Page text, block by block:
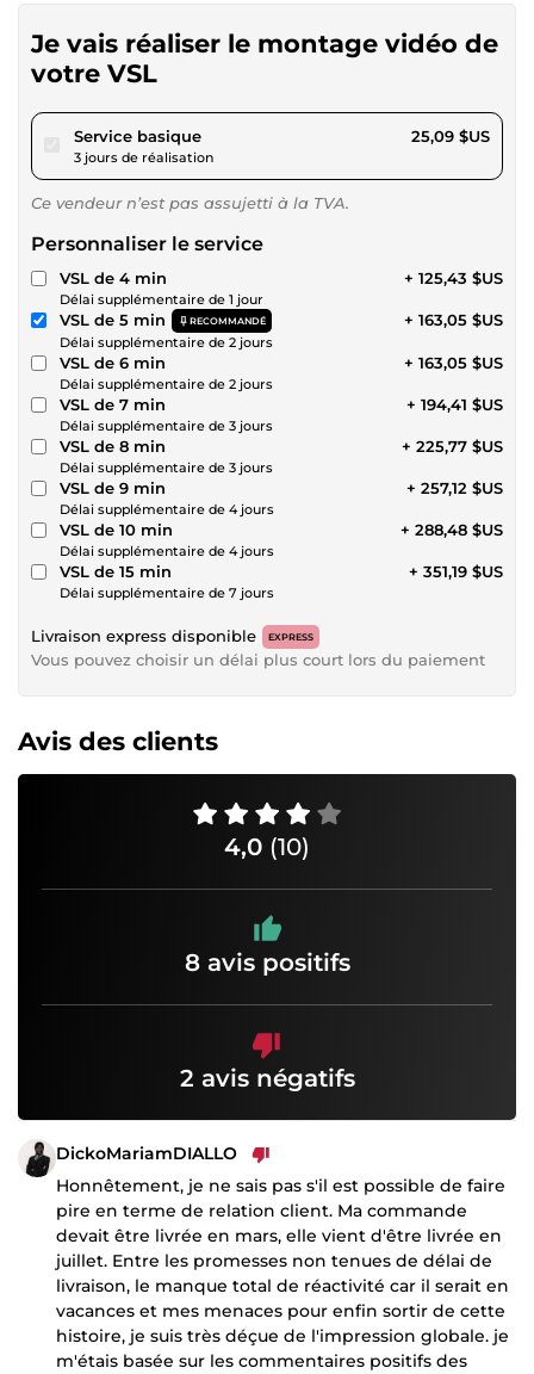
Je vais réaliser le montage vidéo de
votre VSL
Service basiquepour 23,12 $US
3 jours de réalisation
25,09 $US
Ce vendeur n’est pas assujetti à la TVA.
Personnaliser le service
VSL de 4 min
Délai supplémentaire de 1 jour
+ 125,43 $US
VSL de 5 min RECOMMANDÉ
Délai supplémentaire de 2 jours
+ 163,05 $US
VSL de 6 min
Délai supplémentaire de 2 jours
+ 163,05 $US
VSL de 7 min
Délai supplémentaire de 3 jours
+ 194,41 $US
VSL de 8 min
Délai supplémentaire de 3 jours
+ 225,77 $US
VSL de 9 min
Délai supplémentaire de 4 jours
+ 257,12 $US
VSL de 10 min
Délai supplémentaire de 4 jours
+ 288,48 $US
VSL de 15 min
Délai supplémentaire de 7 jours
+ 351,19 $US
Livraison express disponible EXPRESS
Vous pouvez choisir un délai plus court lors du paiement
Avis des clients
4,0 (10)
8 avis positifs
2 avis négatifs
DickoMariamDIALLO
Honnêtement, je ne sais pas s'il est possible de faire
pire en terme de relation client. Ma commande
devait être livrée en mars, elle vient d'être livrée en
juillet. Entre les promesses non tenues de délai de
livraison, le manque total de réactivité car il serait en
vacances et mes menaces pour enfin sortir de cette
histoire, je suis très déçue de l'impression globale. je
m'étais basée sur les commentaires positifs des